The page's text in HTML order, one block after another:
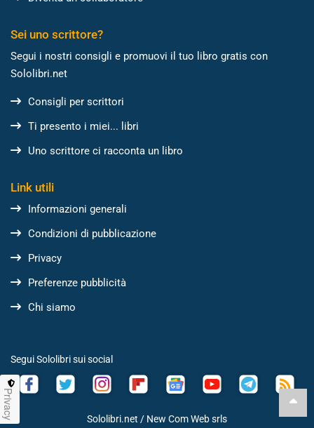
Sei uno scrittore?
Segui i nostri consigli e promuovi il tuo libro gratis con
Sololibri.net
Consigli per scrittori
Ti presento i miei... libri
Uno scrittore ci racconta un libro
Link utili
Informazioni generali
Condizioni di pubblicazione
Privacy
Preferenze pubblicità
Chi siamo
Segui Sololibri sui social
Sololibri.net / New Com Web srls
Privacy